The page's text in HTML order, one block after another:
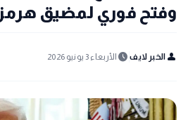
وفتح فوري لمضيق هرمز
person الخبر لايف schedule الأربعاء 3 يونيو 2026